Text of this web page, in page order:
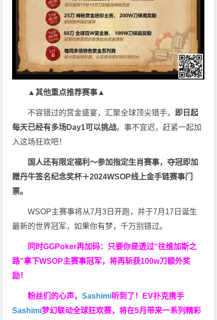
▲其他重点推荐赛事▲
不容错过的赏金盛宴，汇聚全球顶尖猎手，
即日起
每天已经有多场Day1可以挑战。事不宜迟，赶紧一起加
入这场狂欢吧！
国人还有限定福利～参加指定生肖赛事，夺冠即加
赠丹牛签名纪念奖杯＋2024WSOP线上金手链赛事门
票。
WSOP主赛事将从7月3日开跑，并于7月17日诞生
最新的世界冠军，如果你有梦，千万别错过。
同时GGPoker再加码：只要你是透过“往维加斯之
路”拿下WSOP主赛事冠军，将再斩获100w刀额外奖
励！
粉丝们的心声，Sashimi听到了！EV扑克携手
Sashimi梦幻联动全球狂欢赛，将在5月带来一系列精彩